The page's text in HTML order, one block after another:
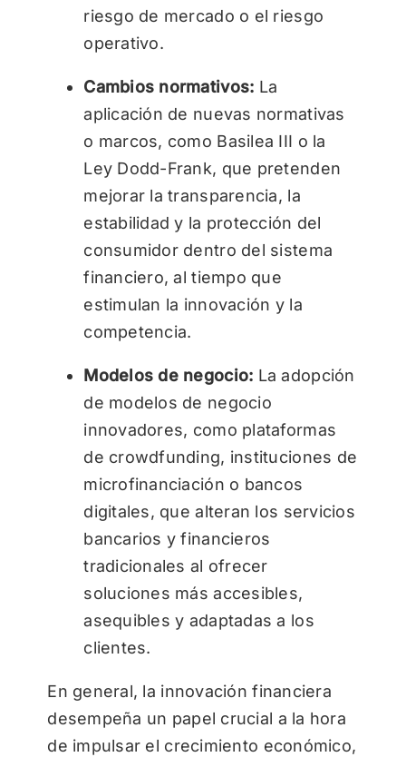
riesgo de mercado o el riesgo
operativo.
Cambios normativos: La
aplicación de nuevas normativas
o marcos, como Basilea III o la
Ley Dodd-Frank, que pretenden
mejorar la transparencia, la
estabilidad y la protección del
consumidor dentro del sistema
financiero, al tiempo que
estimulan la innovación y la
competencia.
Modelos de negocio: La adopción
de modelos de negocio
innovadores, como plataformas
de crowdfunding, instituciones de
microfinanciación o bancos
digitales, que alteran los servicios
bancarios y financieros
tradicionales al ofrecer
soluciones más accesibles,
asequibles y adaptadas a los
clientes.
En general, la innovación financiera
desempeña un papel crucial a la hora
de impulsar el crecimiento económico,